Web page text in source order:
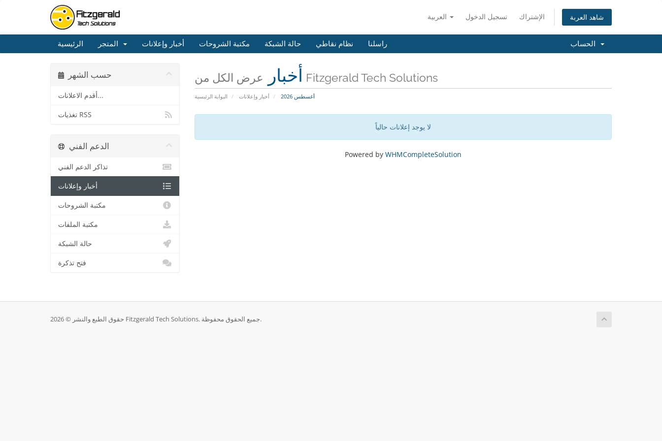
تسجيل الدخول الإشتراك شاهد العربة
الرئيسية أخبار وإعلانات مكتبة الشروحات حالة الشبكة نظام نقاطي راسلنا
أخبار عرض الكل من Fitzgerald Tech Solutions
البوابة الرئيسية أخبار وإعلانات أغسطس 2026
حسب الشهر
أقدم الاعلانات...
تغذيات RSS
لا يوجد إعلانات حالياً
Powered by WHMCompleteSolution
الدعم الفني
تذاكر الدعم الفني
أخبار وإعلانات
مكتبة الشروحات
مكتبة الملفات
حالة الشبكة
فتح تذكرة
حقوق الطبع والنشر © 2026 Fitzgerald Tech Solutions. جميع الحقوق محفوظة.